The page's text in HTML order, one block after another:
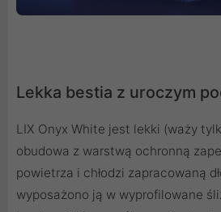
Lekka bestia z uroczym
LIX Onyx White jest lekki (waży
obudowa z warstwą ochronną
powietrza i chłodzi zapracowaną
wyposażono ją w wyprofilowane